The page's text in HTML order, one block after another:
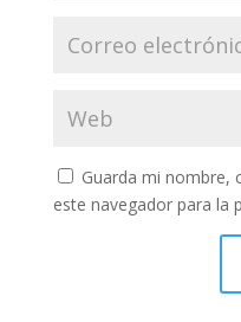
Guarda mi nombre,
este navegador para la